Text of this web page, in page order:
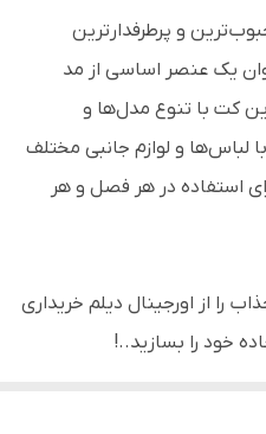
و پرطرفدارترین
یک عنصر اساسی از مد
کت با تنوع مدل‌ها و
لباس‌ها و لوازم جانبی مختلف
استفاده در هر فصل و هر
را از اورجینال دیلم خریداری
خود را بسازید..!